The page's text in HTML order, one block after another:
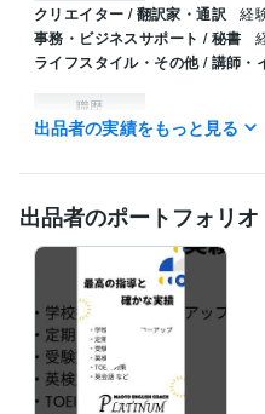
クリエイター / 翻訳家・通訳 経
事務・ビジネスサポート / 秘書
ライフスタイル・その他 / 講師・
職歴
東日本旅客鉄道株式会社 2017年
TOEIC 取得年 : 2022年
秘書技能検定2級 取得年 : 2022年
取得年 : 2022年
実用英語技能検定準1級
得意分野
オンラインレッスン・習い事
ライティング・翻訳 翻訳、英訳
出品者の実績をもっと見る
出品者のポートフォリオ